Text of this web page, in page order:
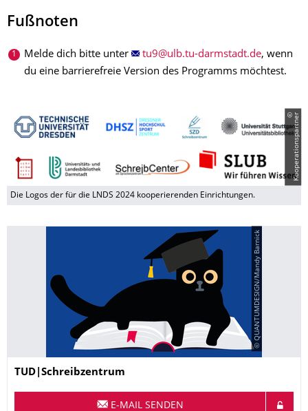
Fußnoten
Melde dich bitte unter
, wenn
du eine barrierefreie Version des Programms möchtest.
©
K
o
o
p
e
r
a
t
i
o
n
s
p
a
r
t
n
e r
Die Logos der für die LNDS 2024 kooperierenden Einrichtungen.
© QUANTUMDESIGN/Mandy Barnick
Name
TUD|Schreibzentrum
E-MAIL SENDEN